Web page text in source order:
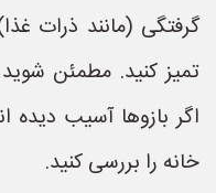
گرفتگی (مانند ذرات
تمیز کنید. مطمئن
اگر بازوها آسیب دیده
خانه را بررسی کنید.